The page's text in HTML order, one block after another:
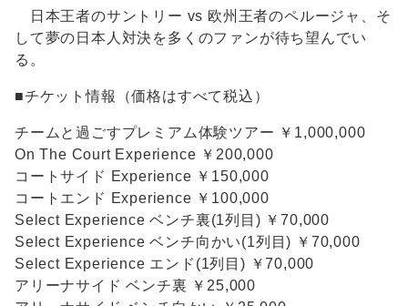
日本王者のサントリー vs 欧州王者のペルージャ、そ
して夢の日本人対決を多くのファンが待ち望んでい
る。
■チケット情報（価格はすべて税込）
チームと過ごすプレミアム体験ツアー ￥1,000,000
On The Court Experience ￥200,000
コートサイド Experience ￥150,000
コートエンド Experience ￥100,000
Select Experience ベンチ裏(1列目) ￥70,000
Select Experience ベンチ向かい(1列目) ￥70,000
Select Experience エンド(1列目) ￥70,000
アリーナサイド ベンチ裏 ￥25,000